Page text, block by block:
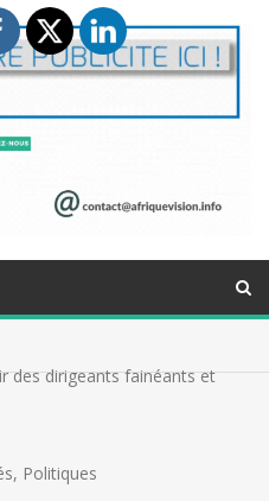
des dirigeants fainéants et
, Politiques